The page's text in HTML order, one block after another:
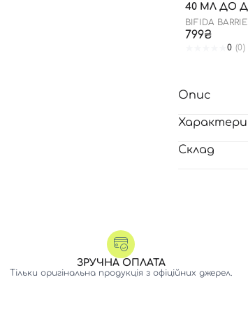
40 МЛ ДО
BIFIDA
799₴
0 (0)
Опис
Склад
ЗРУЧНА ОПЛАТА
Тільки оригінальна продукція з офіційних джерел.